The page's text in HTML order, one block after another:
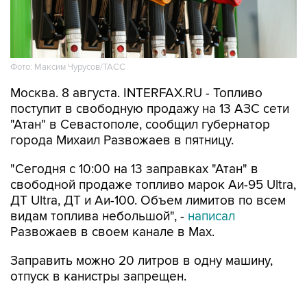
Фото: Максим Чурусов/ТАСС
Москва. 8 августа. INTERFAX.RU - Топливо
"Атан" в Севастополе, сообщил губернатор
города Михаил Развожаев в пятницу.
"Сегодня с 10:00 на 13 заправках "Атан" в
ДТ Ultra, ДТ и Аи-100. Объем лимитов по всем
видам топлива небольшой", - написал
Развожаев в своем канале в Max.
Заправить можно 20 литров в одну машину,
В пятницу в свободной продаже топливо было